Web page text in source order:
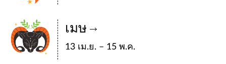
เมษ
13 เม.ย. – 15 พ.ค.